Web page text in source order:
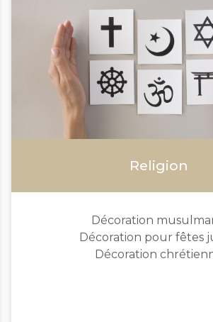
Religion
Décoration
Décoration pour fêtes
Décoration